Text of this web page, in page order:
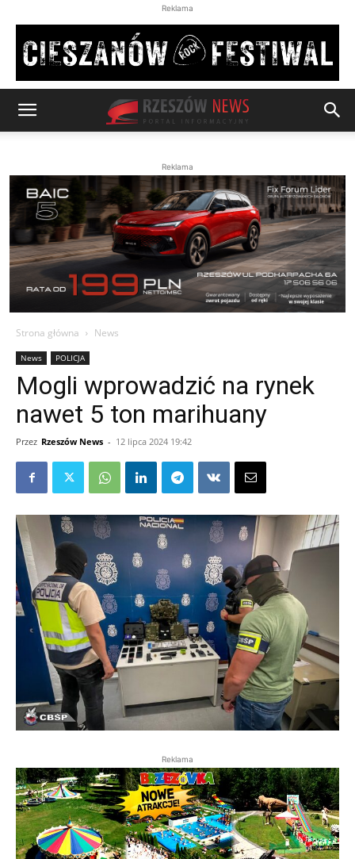
Reklama
Reklama
Strona główna News
News POLICJA
Mogli wprowadzić na rynek
nawet 5 ton marihuany
Przez Rzeszów News - 12 lipca 2024 19:42
Reklama